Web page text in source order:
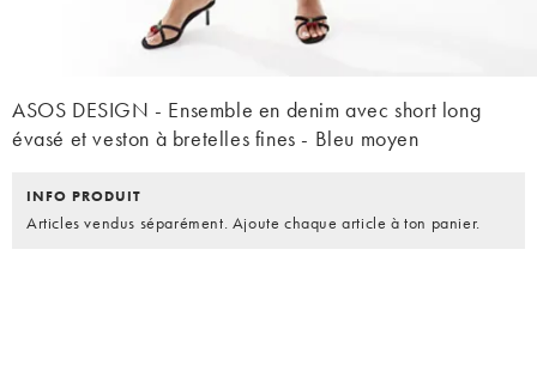
ASOS DESIGN - Ensemble en denim avec short long
évasé et veston à bretelles fines - Bleu moyen
INFO PRODUIT
Articles vendus séparément. Ajoute chaque article à ton panier.